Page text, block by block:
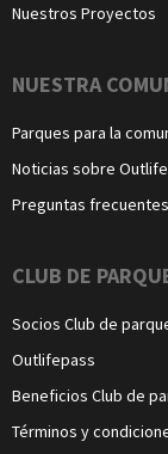
Nuestros Proyectos
NUESTRA
Parques para la
Noticias sobre Outlife
Preguntas frecuentes
CLUB DE
Socios Club de
Outlifepass
Beneficios Club de
Términos y